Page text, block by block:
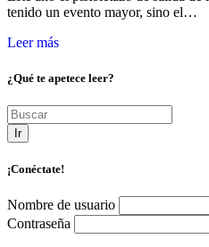
tenido un evento mayor, sino el…
Leer más
¿Qué te apetece leer?
Ir
¡Conéctate!
Nombre de usuario
Contraseña